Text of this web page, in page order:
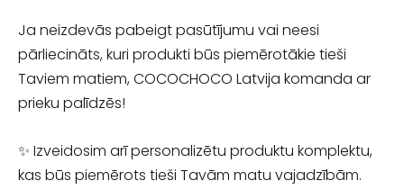
Ja neizdevās pabeigt pasūtījumu vai neesi
pārliecināts, kuri produkti būs piemērotākie tieši
Taviem matiem, COCOCHOCO Latvija komanda ar
prieku palīdzēs!
✨ Izveidosim arī personalizētu produktu komplektu,
kas būs piemērots tieši Tavām matu vajadzībām.